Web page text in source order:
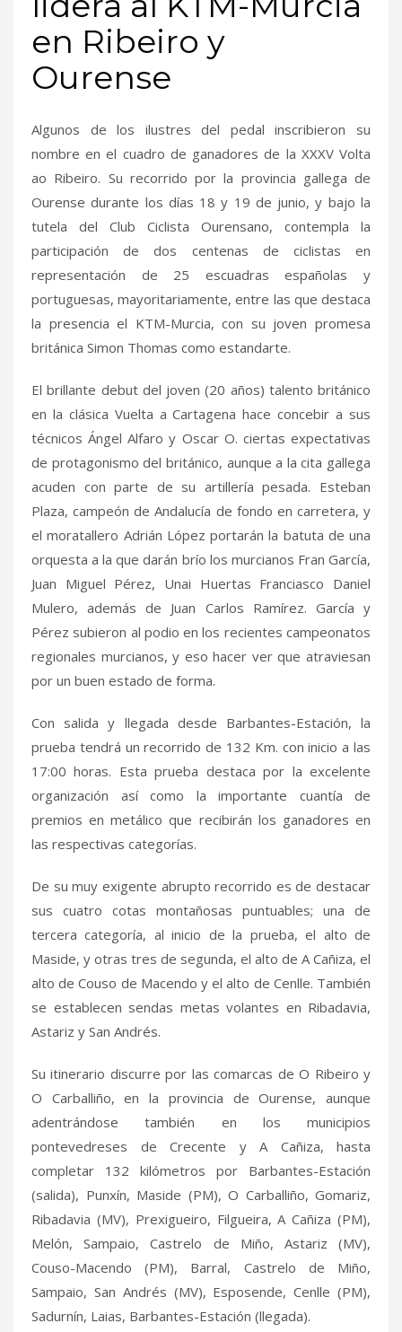
en Ribeiro y
Ourense
Algunos de los ilustres del pedal inscribieron su
nombre en el cuadro de ganadores de la XXXV Volta
ao Ribeiro. Su recorrido por la provincia gallega de
Ourense durante los días 18 y 19 de junio, y bajo la
tutela del Club Ciclista Ourensano, contempla la
participación de dos centenas de ciclistas en
representación de 25 escuadras españolas y
portuguesas, mayoritariamente, entre las que destaca
la presencia el KTM-Murcia, con su joven promesa
británica Simon Thomas como estandarte.
El brillante debut del joven (20 años) talento británico
en la clásica Vuelta a Cartagena hace concebir a sus
técnicos Ángel Alfaro y Oscar O. ciertas expectativas
de protagonismo del británico, aunque a la cita gallega
acuden con parte de su artillería pesada. Esteban
Plaza, campeón de Andalucía de fondo en carretera, y
el moratallero Adrián López portarán la batuta de una
orquesta a la que darán brío los murcianos Fran García,
Juan Miguel Pérez, Unai Huertas Franciasco Daniel
Mulero, además de Juan Carlos Ramírez. García y
Pérez subieron al podio en los recientes campeonatos
regionales murcianos, y eso hacer ver que atraviesan
por un buen estado de forma.
Con salida y llegada desde Barbantes-Estación, la
prueba tendrá un recorrido de 132 Km. con inicio a las
17:00 horas. Esta prueba destaca por la excelente
organización así como la importante cuantía de
premios en metálico que recibirán los ganadores en
las respectivas categorías.
De su muy exigente abrupto recorrido es de destacar
sus cuatro cotas montañosas puntuables; una de
tercera categoría, al inicio de la prueba, el alto de
Maside, y otras tres de segunda, el alto de A Cañiza, el
alto de Couso de Macendo y el alto de Cenlle. También
se establecen sendas metas volantes en Ribadavia,
Astariz y San Andrés.
Su itinerario discurre por las comarcas de O Ribeiro y
O Carballiño, en la provincia de Ourense, aunque
adentrándose también en los municipios
pontevedreses de Crecente y A Cañiza, hasta
completar 132 kilómetros por Barbantes-Estación
(salida), Punxín, Maside (PM), O Carballiño, Gomariz,
Ribadavia (MV), Prexigueiro, Filgueira, A Cañiza (PM),
Melón, Sampaio, Castrelo de Miño, Astariz (MV),
Couso-Macendo (PM), Barral, Castrelo de Miño,
Sampaio, San Andrés (MV), Esposende, Cenlle (PM),
Sadurnín, Laias, Barbantes-Estación (llegada).